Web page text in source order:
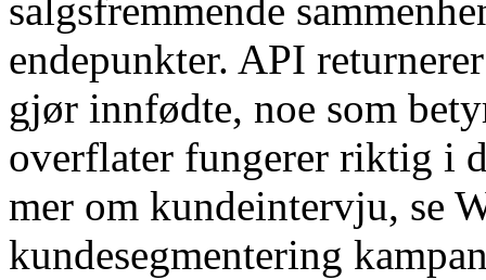
salgsfremmende
endepunkter. API
gjør innfødte, noe som
overflater fungerer riktig i
mer om kundeintervju, se
kundesegmentering